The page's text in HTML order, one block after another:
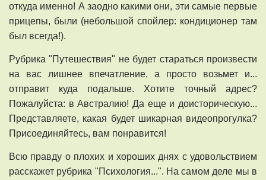
откуда именно! А заодно какими они, эти самые первые
прицепы, были (небольшой спойлер: кондиционер там
был всегда!).
Рубрика "Путешествия" не будет стараться произвести
на вас лишнее впечатление, а просто возьмет и...
отправит куда подальше. Хотите точный адрес?
Пожалуйста: в Австралию! Да еще и доисторическую...
Представляете, какая будет шикарная видеопрогулка?
Присоединяйтесь, вам понравится!
Всю правду о плохих и хороших днях с удовольствием
расскажет рубрика "Психология...". На самом деле мы в